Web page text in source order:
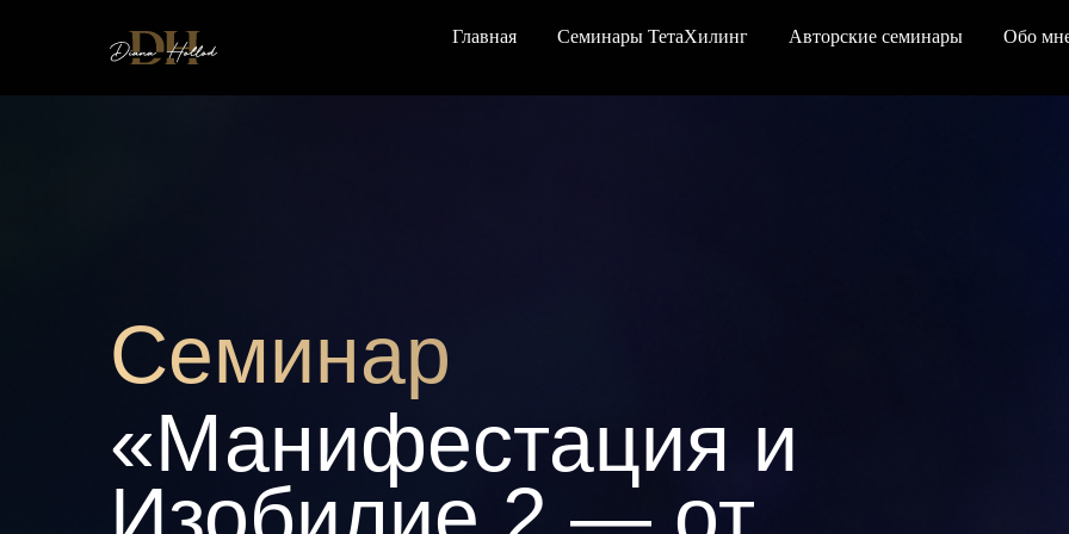
Главная Семинары ТетаХилинг Авторские семинары Обо
«Манифестация и
Семинар